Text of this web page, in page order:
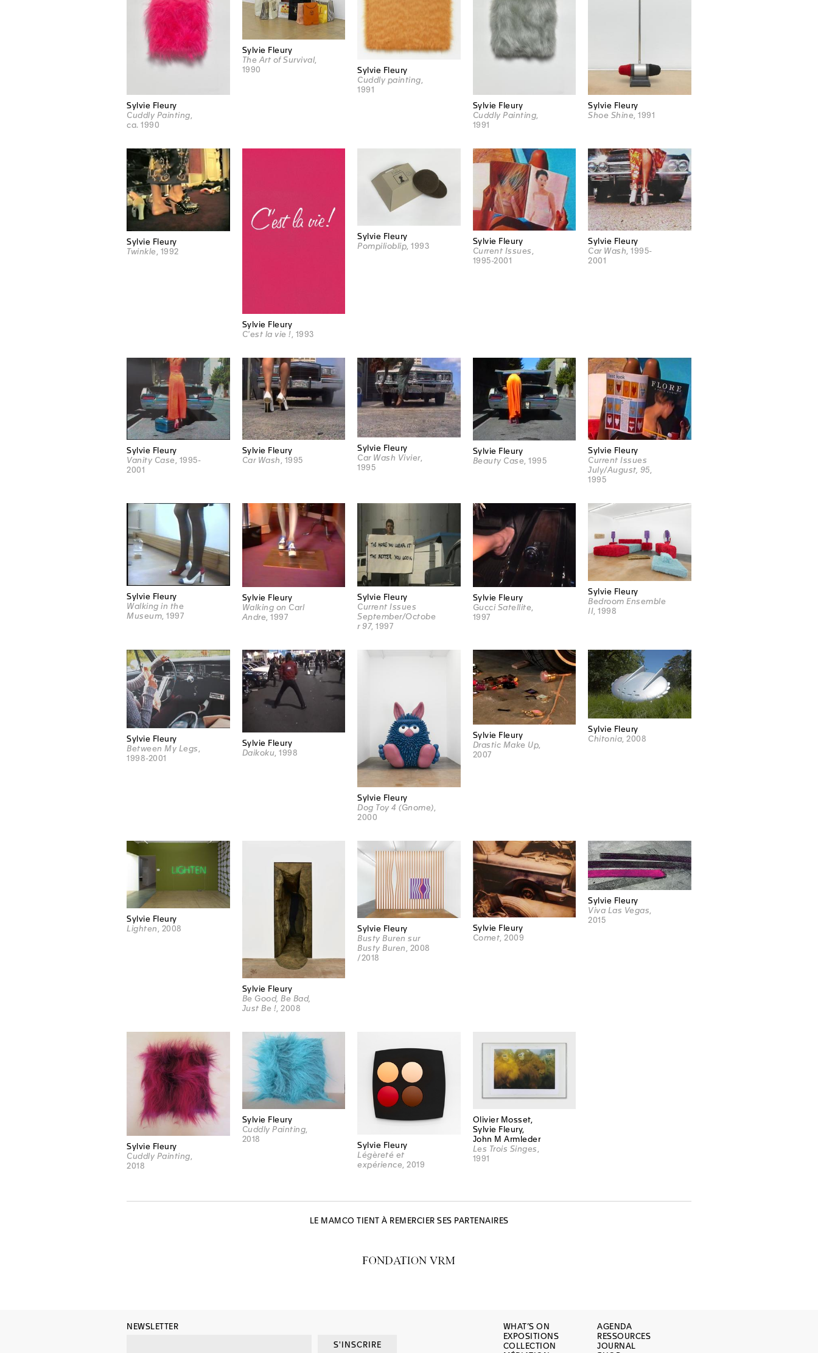
Sylvie Fleury
Cuddly Painting,
ca. 1990
Sylvie Fleury
The Art of Survival,
1990
Sylvie Fleury
Cuddly painting,
1991
Sylvie Fleury
Cuddly Painting,
1991
Sylvie Fleury
Shoe Shine, 1991
Sylvie Fleury
Twinkle , 1992
Sylvie Fleury
C'est la vie ! , 1993
Sylvie Fleury
Pompilioblip, 1993
Sylvie Fleury
Current Issues ,
1995-2001
Sylvie Fleury
Car Wash, 1995-
2001
Sylvie Fleury
Vanity Case , 1995-
2001
Sylvie Fleury
Car Wash , 1995
Sylvie Fleury
Car Wash Vivier,
1995
Sylvie Fleury
Beauty Case, 1995
Sylvie Fleury
Current Issues
July/August, 95,
1995
Sylvie Fleury
Walking in the
Museum, 1997
Sylvie Fleury
Walking on Carl
Andre , 1997
Sylvie Fleury
Current Issues
September/Octobe
r 97, 1997
Sylvie Fleury
Gucci Satellite
1997
Sylvie Fleury
Bedroom Ensemble
II , 1998
Sylvie Fleury
Between My Legs ,
1998-2001
Sylvie Fleury
Daikoku , 1998
Sylvie Fleury
Dog Toy 4 (Gnome)
2000
Sylvie Fleury
Drastic Make Up,
2007
Sylvie Fleury
Chitonia, 2008
Sylvie Fleury
Lighten , 2008
Sylvie Fleury
Be Good, Be Bad,
Just Be ! , 2008
Sylvie Fleury
Busty Buren sur
Busty Buren , 2008
/2018
Sylvie Fleury
Comet , 2009
Sylvie Fleury
Viva Las Vegas
2015
Sylvie Fleury
Cuddly Painting,
2018
Sylvie Fleury
Cuddly Painting
2018
Sylvie Fleury
Légèreté et
expérience, 2019
Olivier Mosset,
Sylvie Fleury,
John M Armleder
Les Trois Singes
1991
LE MAMCO TIENT À REMERCIER SES PARTENAIRES
NEWSLETTER
S'INSCRIRE
WHAT’S ON
EXPOSITIONS
COLLECTION
AGENDA
RESSOURCES
JOURNAL